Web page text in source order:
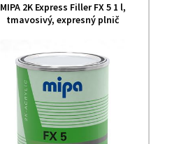
MIPA 2K Express Filler FX 5 1 l,
tmavosivý, expresný plnič